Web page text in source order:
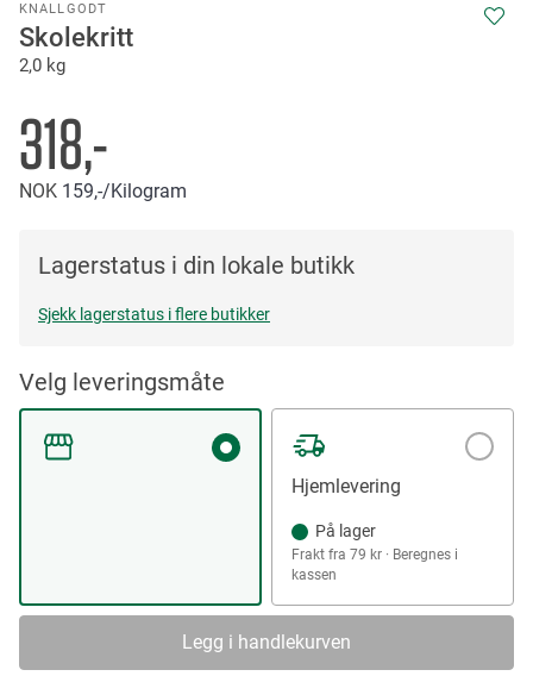
KNALLGODT
Skolekritt
2,0 kg
318,-
NOK 159,-/Kilogram
Lagerstatus i din lokale butikk
Sjekk lagerstatus i flere butikker
Velg leveringsmåte
Hjemlevering
På lager
Frakt fra 79 kr · Beregnes i
kassen
Legg i handlekurven
to
the
beginning
the
images
gallery